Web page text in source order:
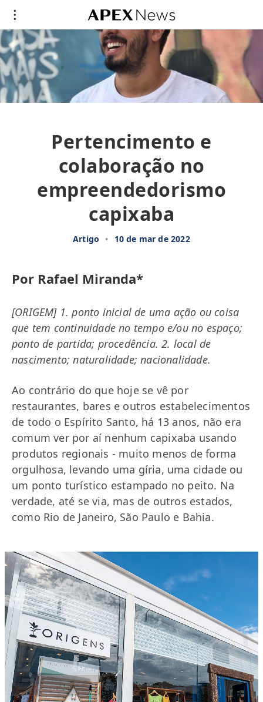
Pertencimento e
colaboração no
empreendedorismo
capixaba
Artigo • 10 de mar de 2022
Por Rafael Miranda*
[ORIGEM] 1. ponto inicial de uma ação ou coisa
que tem continuidade no tempo e/ou no espaço;
ponto de partida; procedência. 2. local de
nascimento; naturalidade; nacionalidade.
Ao contrário do que hoje se vê por
restaurantes, bares e outros estabelecimentos
de todo o Espírito Santo, há 13 anos, não era
comum ver por aí nenhum capixaba usando
produtos regionais - muito menos de forma
orgulhosa, levando uma gíria, uma cidade ou
um ponto turístico estampado no peito. Na
verdade, até se via, mas de outros estados,
como Rio de Janeiro, São Paulo e Bahia.